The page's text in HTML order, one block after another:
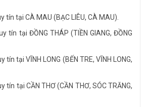
tín tại CÀ MAU (BẠC LIÊU, CÀ MAU).
tín tại ĐỒNG THÁP (TIỀN GIANG, ĐỒNG
tín tại VĨNH LONG (BẾN TRE, VĨNH LONG,
tín tại CẦN THƠ (CẦN THƠ, SÓC TRĂNG,